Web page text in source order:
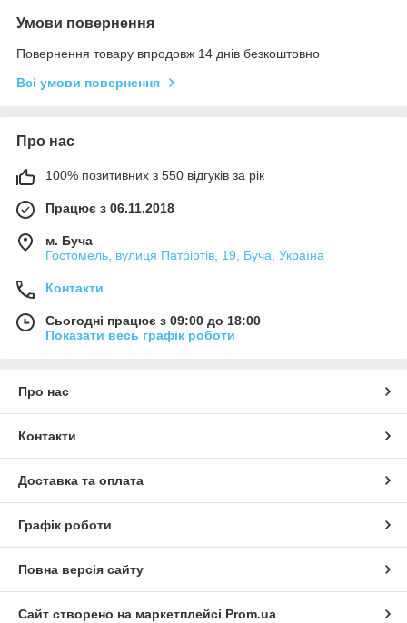
Умови повернення
Повернення товару впродовж 14 днів безкоштовно
Всі умови повернення
Про нас
100% позитивних з 550 відгуків за рік
Працює з 06.11.2018
м. Буча
Гостомель, вулиця Патріотів, 19, Буча, Україна
Контакти
Сьогодні працює з 09:00 до 18:00
Показати весь графік роботи
Про нас
Контакти
Доставка та оплата
Графік роботи
Повна версія сайту
Сайт створено на маркетплейсі Prom.ua